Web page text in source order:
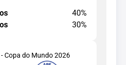
40%
30%
Copa do Mundo 2026